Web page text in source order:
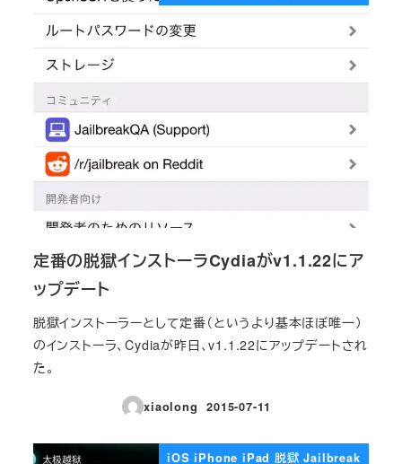
定番の脱獄インストーラCydiaがv1.1.22にア
ップデート
脱獄インストーラーとして定番（というより基本ほぼ唯一）
のインストーラ、Cydiaが昨日、v1.1.22にアップデートされ
た。
xiaolong
投稿日
2015-07-11
iOS iPhone iPad 脱獄 Jailbreak